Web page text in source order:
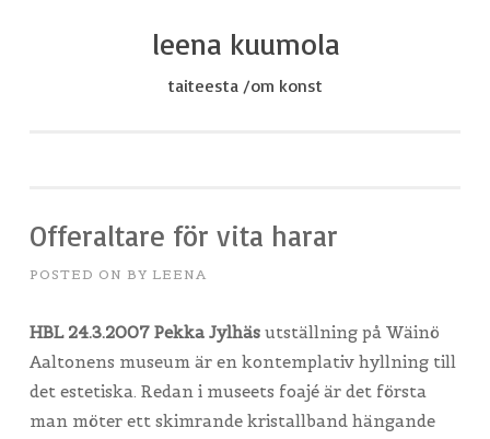
leena kuumola
taiteesta /om konst
Offeraltare för vita harar
POSTED ON BY LEENA
HBL 24.3.2007 Pekka Jylhäs utställning på Wäinö
Aaltonens museum är en kontemplativ hyllning till
det estetiska. Redan i museets foajé är det första
man möter ett skimrande kristallband hängande